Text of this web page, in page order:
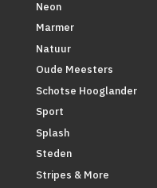
Neon
Marmer
Natuur
Oude Meesters
Schotse Hooglander
Sport
Splash
Steden
Stripes & More